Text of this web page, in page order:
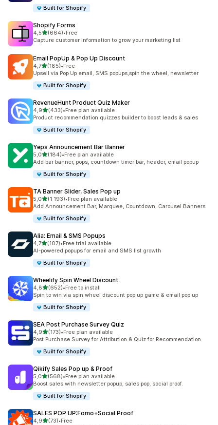
Built for Shopify
Shopify Forms
4,5av 5 stjerner
(664)
Totalt 664 omtaler
•Free
Capture customer information to grow your marketing list
Email PopUp & Pop Up Discount
4,7av 5 stjerner
(185)
Totalt 185 omtaler
•Free
Upsell via Pop Up email, SMS popups,spin the wheel, newsletter
Built for Shopify
RevenueHunt Product Quiz Maker
4,9av 5 stjerner
(433)
Totalt 433 omtaler
•Free plan available
Product recommendation quizzes builder to boost leads & sales
Built for Shopify
Yeps Announcement Bar Banner
5,0av 5 stjerner
(184)
Totalt 184 omtaler
•Free plan available
Add bar banner, pops, countdown timer bar, header, email popup
Built for Shopify
TA Banner Slider, Sales Pop up
5,0av 5 stjerner
(1 193)
Totalt 1193 omtaler
•Free plan available
Add Announcement Bar, Marquee, Countdown, Carousel Banners
Built for Shopify
Alia: Email & SMS Popups
4,7av 5 stjerner
(107)
Totalt 107 omtaler
•Free trial available
AI-powered popups for email and SMS list growth
Built for Shopify
Wheelify Spin Wheel Discount
4,8av 5 stjerner
(652)
Totalt 652 omtaler
•Free to install
Spin to win via spin wheel discount pop up game & email pop up
Built for Shopify
SEA Post Purchase Survey Quiz
4,9av 5 stjerner
(173)
Totalt 173 omtaler
•Free plan available
Post Purchase Survey for Attribution & Quiz for Recommendation
Built for Shopify
Qikify Sales Pop up & Proof
5,0av 5 stjerner
(568)
Totalt 568 omtaler
•Free plan available
Boost sales with newsletter popup, sales pop, social proof.
Built for Shopify
SALES POP UP:Fomo+Social Proof
4,9av 5 stjerner
(73)
Totalt 73 omtaler
•Free